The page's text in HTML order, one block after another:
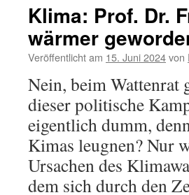
Klima: Prof. Dr.
wärmer
Veröffentlicht am 15. Juni 2024von
Nein, beim Wattenrat
dieser politische
eigentlich dumm,
Kimas leugnen? Nur
Ursachen des
dem sich durch den